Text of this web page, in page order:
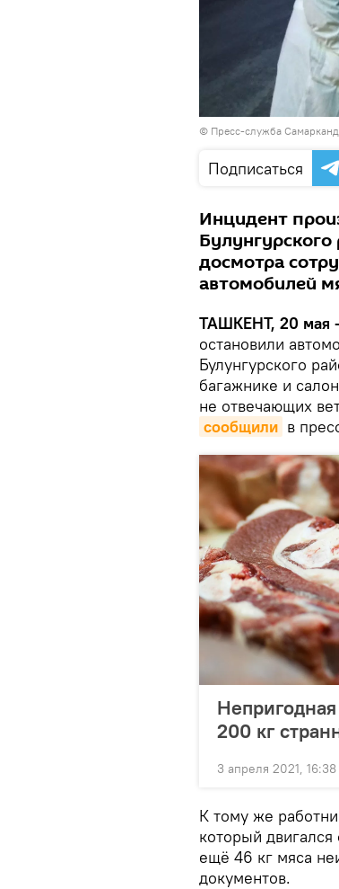
© Пресс-служба
Подписаться
Инцидент
досмотра
автомобилей
ТАШКЕНТ, 20 мая
остановили
Булунгурского
багажнике и
не отвечающих
сообщили в
200 кг
3 апреля 2021, 16:38
К тому же
который
ещё 46 кг мяса
документов.